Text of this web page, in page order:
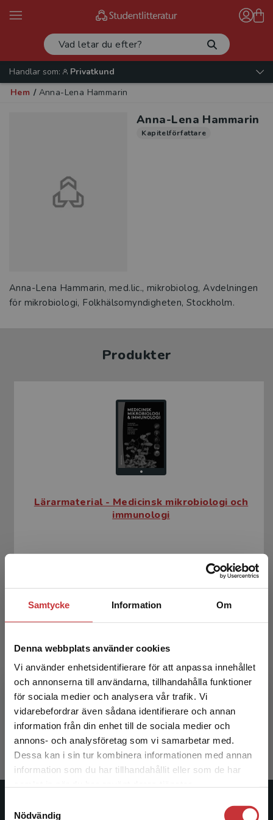
Samtycke Information Om
Denna webbplats använder cookies
Vi använder enhetsidentifierare för att anpassa innehållet
och annonserna till användarna, tillhandahålla funktioner
för sociala medier och analysera vår trafik. Vi
vidarebefordrar även sådana identifierare och annan
information från din enhet till de sociala medier och
annons- och analysföretag som vi samarbetar med.
Dessa kan i sin tur kombinera informationen med annan
information som du har tillhandahållit eller som de har
Nödvändig
Begränsad fraktregion
Det verkar som att du besöker
studentlitteratur.se via en enhet utanför Sverige.
Vi erbjuder inte leveranser utanför Sverige. För
Handlar som:
Privatkund
Hem / Anna-Lena Hammarin
Anna-Lena Hammarin
Kapitelförfattare
Anna-Lena Hammarin, med.lic., mikrobiolog, Avdelningen
för mikrobiologi, Folkhälsomyndigheten, Stockholm.
Produkter
Lärarmaterial - Medicinsk mikrobiologi och
immunologi
Medicinsk mikrobiologi & immunologi
Brauner, Annelie m.fl. (red.)
936 krinkl. moms
Exkl. moms: 883 kr
Studentlitteratur